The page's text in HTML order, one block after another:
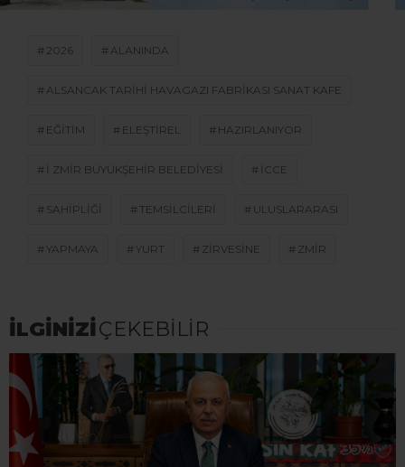
2026 ALANINDA
ALSANCAK TARIHI HAVAGAZI FABRIKASI SANAT KAFE
EĞİTİM ELEŞTIREL HAZIRLANIYOR
I ZMIR BÜYÜKŞEHIR BELEDIYESI ICCE
SAHIPLIĞI TEMSILCILERI ULUSLARARASI
YAPMAYA YURT ZIRVESINE ZMIR
İLGİNİZİÇEKEBİLİR